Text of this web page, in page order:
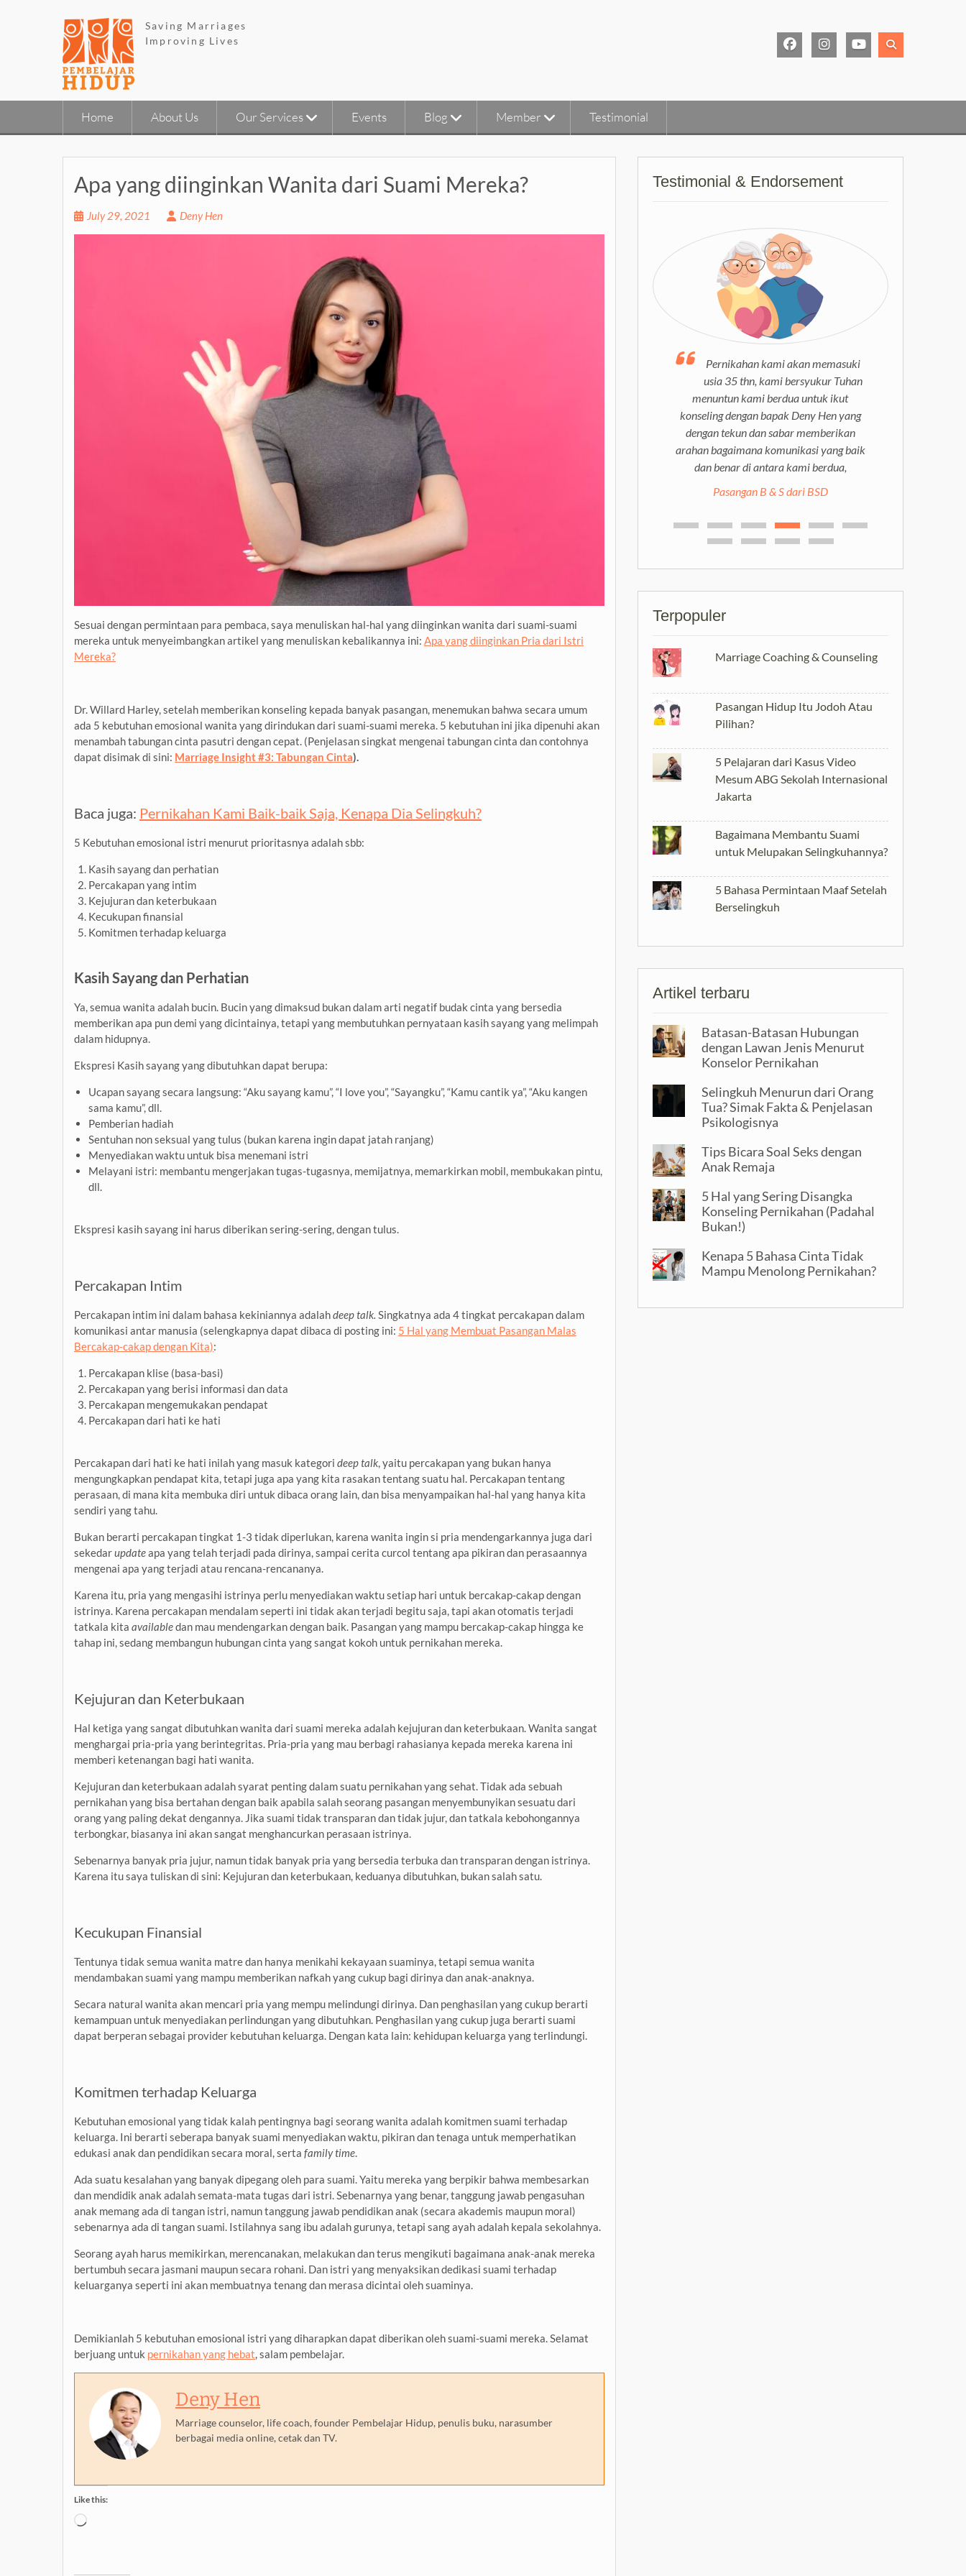
Saving Marriages
Improving Lives
Home About Us Our Services Events Blog Member Testimonial
Apa yang diinginkan Wanita dari Suami Mereka?
July 29, 2021 Deny Hen
Sesuai dengan permintaan para pembaca, saya menuliskan hal-hal yang diinginkan wanita dari suami-suami
mereka untuk menyeimbangkan artikel yang menuliskan kebalikannya ini: Apa yang diinginkan Pria dari Istri
Mereka?
Dr. Willard Harley, setelah memberikan konseling kepada banyak pasangan, menemukan bahwa secara umum
ada 5 kebutuhan emosional wanita yang dirindukan dari suami-suami mereka. 5 kebutuhan ini jika dipenuhi akan
menambah tabungan cinta pasutri dengan cepat. (Penjelasan singkat mengenai tabungan cinta dan contohnya
dapat disimak di sini: Marriage Insight #3: Tabungan Cinta).
Baca juga: Pernikahan Kami Baik-baik Saja, Kenapa Dia Selingkuh?
5 Kebutuhan emosional istri menurut prioritasnya adalah sbb:
Kasih sayang dan perhatian
Percakapan yang intim
Kejujuran dan keterbukaan
Kecukupan finansial
Komitmen terhadap keluarga
Kasih Sayang dan Perhatian
Ya, semua wanita adalah bucin. Bucin yang dimaksud bukan dalam arti negatif budak cinta yang bersedia
memberikan apa pun demi yang dicintainya, tetapi yang membutuhkan pernyataan kasih sayang yang melimpah
dalam hidupnya.
Ekspresi Kasih sayang yang dibutuhkan dapat berupa:
Ucapan sayang secara langsung: “Aku sayang kamu”, “I love you”, “Sayangku”, “Kamu cantik ya”, “Aku kangen
sama kamu”, dll.
Pemberian hadiah
Sentuhan non seksual yang tulus (bukan karena ingin dapat jatah ranjang)
Menyediakan waktu untuk bisa menemani istri
Melayani istri: membantu mengerjakan tugas-tugasnya, memijatnya, memarkirkan mobil, membukakan pintu,
dll.
Ekspresi kasih sayang ini harus diberikan sering-sering, dengan tulus.
Percakapan Intim
Percakapan intim ini dalam bahasa kekiniannya adalahdeep talk. Singkatnya ada 4 tingkat percakapan dalam
komunikasi antar manusia (selengkapnya dapat dibaca di posting ini: 5 Hal yang Membuat Pasangan Malas
Bercakap-cakap dengan Kita):
Percakapan klise (basa-basi)
Percakapan yang berisi informasi dan data
Percakapan mengemukakan pendapat
Percakapan dari hati ke hati
Percakapan dari hati ke hati inilah yang masuk kategori deep talk, yaitu percakapan yang bukan hanya
mengungkapkan pendapat kita, tetapi juga apa yang kita rasakan tentang suatu hal. Percakapan tentang
perasaan, di mana kita membuka diri untuk dibaca orang lain, dan bisa menyampaikan hal-hal yang hanya kita
sendiri yang tahu.
Bukan berarti percakapan tingkat 1-3 tidak diperlukan, karena wanita ingin si pria mendengarkannya juga dari
sekedarupdateapa yang telah terjadi pada dirinya, sampai cerita curcol tentang apa pikiran dan perasaannya
mengenai apa yang terjadi atau rencana-rencananya.
Karena itu, pria yang mengasihi istrinya perlu menyediakan waktu setiap hari untuk bercakap-cakap dengan
istrinya. Karena percakapan mendalam seperti ini tidak akan terjadi begitu saja, tapi akan otomatis terjadi
tatkala kita availabledan mau mendengarkan dengan baik. Pasangan yang mampu bercakap-cakap hingga ke
tahap ini, sedang membangun hubungan cinta yang sangat kokoh untuk pernikahan mereka.
Kejujuran dan Keterbukaan
Hal ketiga yang sangat dibutuhkan wanita dari suami mereka adalah kejujuran dan keterbukaan. Wanita sangat
menghargai pria-pria yang berintegritas. Pria-pria yang mau berbagi rahasianya kepada mereka karena ini
memberi ketenangan bagi hati wanita.
Kejujuran dan keterbukaan adalah syarat penting dalam suatu pernikahan yang sehat. Tidak ada sebuah
pernikahan yang bisa bertahan dengan baik apabila salah seorang pasangan menyembunyikan sesuatu dari
orang yang paling dekat dengannya. Jika suami tidak transparan dan tidak jujur, dan tatkala kebohongannya
terbongkar, biasanya ini akan sangat menghancurkan perasaan istrinya.
Sebenarnya banyak pria jujur, namun tidak banyak pria yang bersedia terbuka dan transparan dengan istrinya.
Karena itu saya tuliskan di sini: Kejujuran dan keterbukaan, keduanya dibutuhkan, bukan salah satu.
Kecukupan Finansial
Tentunya tidak semua wanita matre dan hanya menikahi kekayaan suaminya, tetapi semua wanita
mendambakan suami yang mampu memberikan nafkah yang cukup bagi dirinya dan anak-anaknya.
Secara natural wanita akan mencari pria yang mempu melindungi dirinya. Dan penghasilan yang cukup berarti
kemampuan untuk menyediakan perlindungan yang dibutuhkan. Penghasilan yang cukup juga berarti suami
dapat berperan sebagai provider kebutuhan keluarga. Dengan kata lain: kehidupan keluarga yang terlindungi.
Komitmen terhadap Keluarga
Kebutuhan emosional yang tidak kalah pentingnya bagi seorang wanita adalah komitmen suami terhadap
keluarga. Ini berarti seberapa banyak suami menyediakan waktu, pikiran dan tenaga untuk memperhatikan
edukasi anak dan pendidikan secara moral, serta family time.
Ada suatu kesalahan yang banyak dipegang oleh para suami. Yaitu mereka yang berpikir bahwa membesarkan
dan mendidik anak adalah semata-mata tugas dari istri. Sebenarnya yang benar, tanggung jawab pengasuhan
anak memang ada di tangan istri, namun tanggung jawab pendidikan anak (secara akademis maupun moral)
sebenarnya ada di tangan suami. Istilahnya sang ibu adalah gurunya, tetapi sang ayah adalah kepala sekolahnya.
Seorang ayah harus memikirkan, merencanakan, melakukan dan terus mengikuti bagaimana anak-anak mereka
bertumbuh secara jasmani maupun secara rohani. Dan istri yang menyaksikan dedikasi suami terhadap
keluarganya seperti ini akan membuatnya tenang dan merasa dicintai oleh suaminya.
Demikianlah 5 kebutuhan emosional istri yang diharapkan dapat diberikan oleh suami-suami mereka. Selamat
berjuang untuk pernikahan yang hebat, salam pembelajar.
Deny Hen
Marriage counselor, life coach, founder Pembelajar Hidup, penulis buku, narasumber
berbagai media online, cetak dan TV.
Like this:
Loading…
Testimonial & Endorsement
Pernikahan kami akan memasuki
usia 35 thn, kami bersyukur Tuhan
menuntun kami berdua untuk ikut
konseling dengan bapak Deny Hen yang
dengan tekun dan sabar memberikan
arahan bagaimana komunikasi yang baik
dan benar di antara kami berdua,
Pasangan B & S dari BSD
Coach Deny memberikan konseling
yang sangat tepat sasaran. Terima
kasih Coach Deny yang telah membantu
kami melewati masa-masa sulit ini dan
membekalkan kami skill komunikasi yang
tepat untuk dapat menjalani pernikahan ini
dengan baik ke depannya.
Pasangan anonim di Jakarta
Terpopuler
Marriage Coaching & Counseling
Pilihan?
Mesum ABG Sekolah Internasional
Jakarta
untuk Melupakan Selingkuhannya?
Berselingkuh
Artikel terbaru
Batasan-Batasan Hubungan
dengan Lawan Jenis Menurut
Konselor Pernikahan
Selingkuh Menurun dari Orang
Tua? Simak Fakta & Penjelasan
Psikologisnya
Tips Bicara Soal Seks dengan
Anak Remaja
5 Hal yang Sering Disangka
Konseling Pernikahan (Padahal
Bukan!)
Kenapa 5 Bahasa Cinta Tidak
Mampu Menolong Pernikahan?